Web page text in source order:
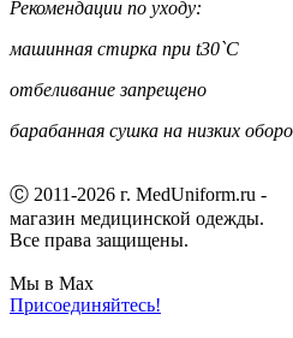
Рекомендации по уходу:
машинная стирка при t30`С
отбеливание запрещено
барабанная сушка на низких
Ⓒ 2011-2026 г. MedUniform.ru -
магазин медицинской одежды.
Все права защищены.
Мы в Max
Присоединяйтесь!